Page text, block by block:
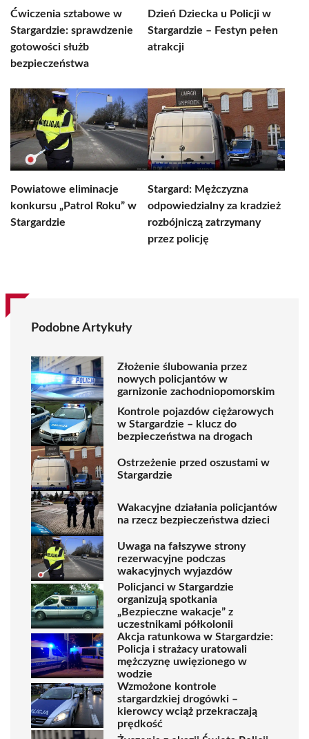
Ćwiczenia sztabowe w
Stargardzie: sprawdzenie
gotowości służb
bezpieczeństwa
Dzień Dziecka u Policji w
Stargardzie – Festyn pełen
atrakcji
Powiatowe eliminacje
konkursu „Patrol Roku” w
Stargardzie
Stargard: Mężczyzna
odpowiedzialny za kradzież
rozbójniczą zatrzymany
przez policję
Podobne Artykuły
Złożenie ślubowania przez
nowych policjantów w
garnizonie zachodniopomorskim
Kontrole pojazdów ciężarowych
w Stargardzie – klucz do
bezpieczeństwa na drogach
Ostrzeżenie przed oszustami w
Stargardzie
Wakacyjne działania policjantów
na rzecz bezpieczeństwa dzieci
Uwaga na fałszywe strony
rezerwacyjne podczas
wakacyjnych wyjazdów
Policjanci w Stargardzie
organizują spotkania
„Bezpieczne wakacje” z
uczestnikami półkolonii
Akcja ratunkowa w Stargardzie:
Policja i strażacy uratowali
mężczyznę uwięzionego w
wodzie
Wzmożone kontrole
stargardzkiej drogówki –
kierowcy wciąż przekraczają
prędkość